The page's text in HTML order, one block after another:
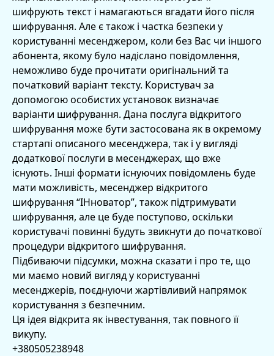
шифрують текст і намагаються вгадати його після
шифрування. Але є також і частка безпеки у
користуванні месенджером, коли без Вас чи іншого
абонента, якому було надіслано повідомлення,
неможливо буде прочитати оригінальний та
початковий варіант тексту. Користувач за
допомогою особистих установок визначає
варіанти шифрування. Дана послуга відкритого
шифрування може бути застосована як в окремому
стартапі описаного месенджера, так і у вигляді
додаткової послуги в месенджерах, що вже
існують. Інші формати існуючих повідомлень буде
мати можливість, месенджер відкритого
шифрування “ІНноватор”, також підтримувати
шифрування, але це буде поступово, оскільки
користувачі повинні будуть звикнути до початкової
процедури відкритого шифрування.
Підбиваючи підсумки, можна сказати і про те, що
ми маємо новий вигляд у користуванні
месенджерів, поєднуючи жартівливий напрямок
користування з безпечним.
Ця ідея відкрита як інвестування, так повного її
викупу.
+380505238948